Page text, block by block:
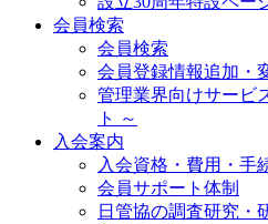
会員検索
会員検索
会員登録情報追加・
管理業界向けサービ
ト ～
入会案内
入会資格・費用・手
会員サポート体制
日管協の調査研究・